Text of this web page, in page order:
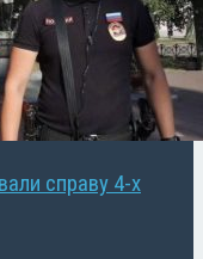
справу 4-х